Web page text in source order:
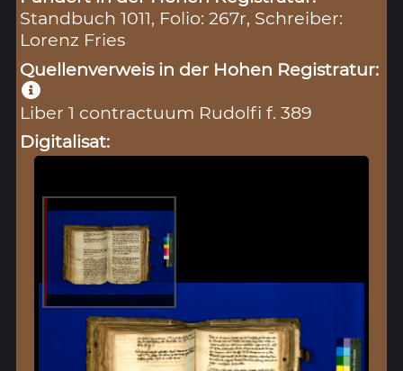
Standbuch 1011, Folio: 267r, Schreiber:
Lorenz Fries
Quellenverweis in der Hohen Registratur:
Liber 1 contractuum Rudolfi f. 389
Digitalisat: